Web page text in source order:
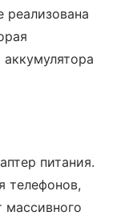
реализована
питания.
телефонов,
массивного